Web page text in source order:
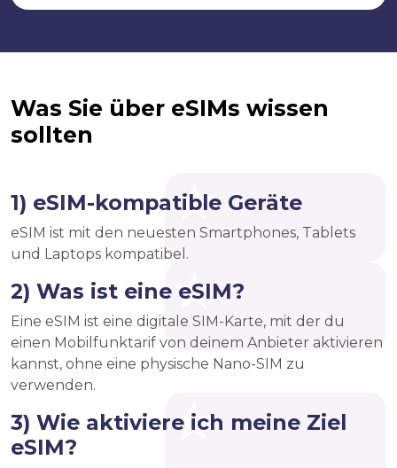
Was Sie über eSIMs wissen
sollten
1) eSIM-kompatible Geräte
eSIM ist mit den neuesten Smartphones, Tablets
und Laptops kompatibel.
2) Was ist eine eSIM?
Eine eSIM ist eine digitale SIM-Karte, mit der du
einen Mobilfunktarif von deinem Anbieter aktivieren
kannst, ohne eine physische Nano-SIM zu
verwenden.
3) Wie aktiviere ich meine Ziel
eSIM?